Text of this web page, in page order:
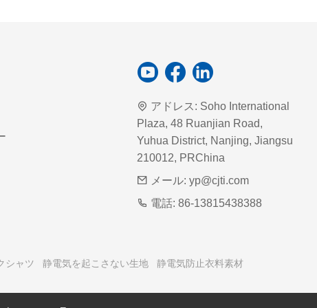
アドレス: Soho International
Plaza, 48 Ruanjian Road,
Yuhua District, Nanjing, Jiangsu
210012, PRChina
メール: yp@cjti.com
電話: 86-13815438388
シャツ 静電気を起こさない生地 静電気防止衣料素材